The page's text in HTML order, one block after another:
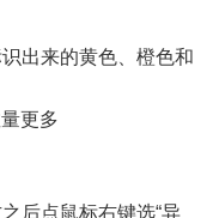
出来的黄色、橙色和
更多
后点鼠标右键选“异